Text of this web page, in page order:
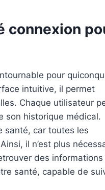
connexion
pour
intuitive, il permet
Chaque utilisateur
son historique médical.
santé, car toutes les
il n’est plus
des informations
santé, capable de